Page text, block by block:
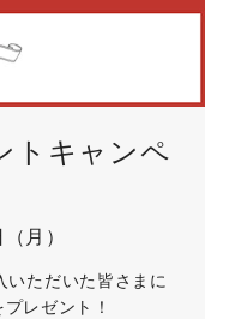
トキャンペ
月）
いただいた皆さまに
レゼント！